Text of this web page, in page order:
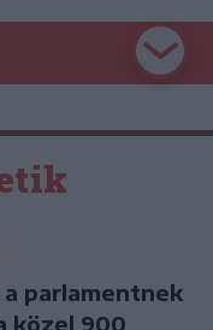
parlamentnek
közel 900